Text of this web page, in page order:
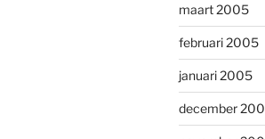
maart 2005
februari 2005
januari 2005
december